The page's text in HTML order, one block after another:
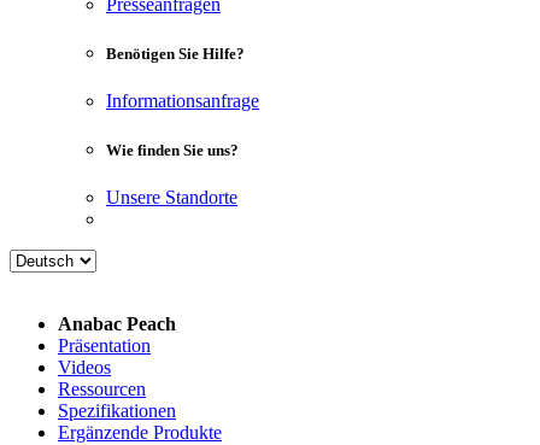
Benötigen Sie Hilfe?
Informationsanfrage
Wie finden Sie uns?
Unsere Standorte
Anabac Peach
Präsentation
Videos
Ressourcen
Spezifikationen
Ergänzende Produkte